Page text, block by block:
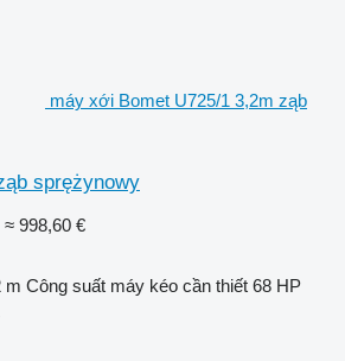
máy xới Bomet U725/1 3,2m ząb
sprężynowy
≈ 998,60 €
m Công suất máy kéo cần thiết 68 HP